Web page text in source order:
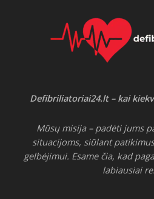
Defibriliatoriai24.lt – kai
Mūsų misija – padėti jums
situacijoms, siūlant
gelbėjimui. Esame čia, kad
labiausiai